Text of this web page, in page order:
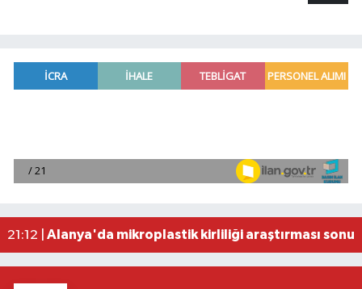
22:44 |
2026 Air Badminton Türkiye Şampiyonası,
21:12 | Alanya'da mikroplastik kirliliği araştırması